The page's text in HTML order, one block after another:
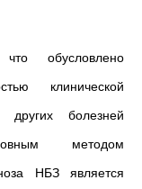
обусловлено
клинической
болезней
методом
НБЗ является